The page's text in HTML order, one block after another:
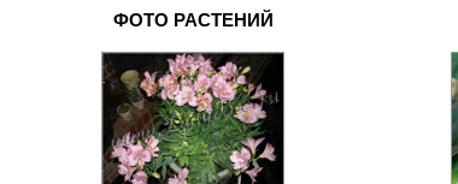
ФОТО РАСТЕНИЙ